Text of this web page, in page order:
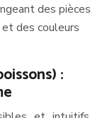
des pièces
des couleurs
: